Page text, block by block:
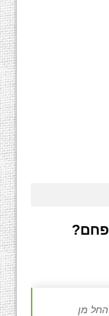
פחם?
החל מן